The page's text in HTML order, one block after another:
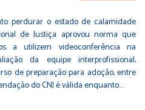
perdurar o estado de calamidade
de Justiça aprovou norma que
a utilizem videoconferência na
da equipe interprofissional,
de preparação para adoção, entre
do CNJ é válida enquanto…